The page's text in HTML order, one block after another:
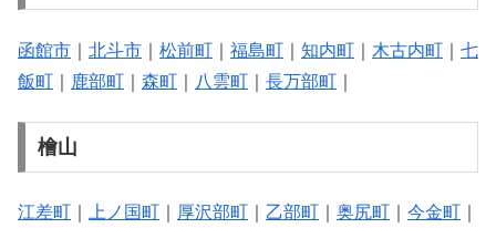
函館市 北斗市 松前町 福島町 知内町 木古内町
七
飯町
鹿部町 森町 八雲町 長万部町
檜山
江差町 上ノ国町 厚沢部町 乙部町 奥尻町 今金町